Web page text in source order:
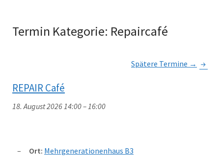
Termin Kategorie: Repaircafé
Spätere Termine →
REPAIR Café
18. August 2026 14:00–16:00
Ort: Mehrgenerationenhaus B3